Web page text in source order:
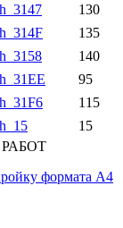
130
135
140
95
115
15
формата А4